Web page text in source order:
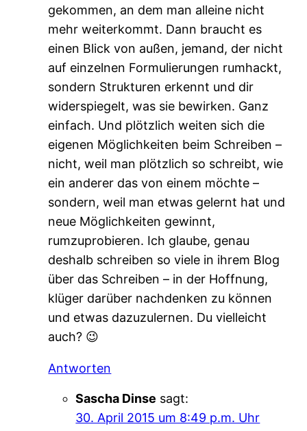
gekommen, an dem man alleine nicht
mehr weiterkommt. Dann braucht es
einen Blick von außen, jemand, der nicht
auf einzelnen Formulierungen rumhackt,
sondern Strukturen erkennt und dir
widerspiegelt, was sie bewirken. Ganz
einfach. Und plötzlich weiten sich die
eigenen Möglichkeiten beim Schreiben –
nicht, weil man plötzlich so schreibt, wie
ein anderer das von einem möchte –
sondern, weil man etwas gelernt hat und
neue Möglichkeiten gewinnt,
rumzuprobieren. Ich glaube, genau
deshalb schreiben so viele in ihrem Blog
über das Schreiben – in der Hoffnung,
klüger darüber nachdenken zu können
und etwas dazuzulernen. Du vielleicht
auch? 😉
Antworten
Sascha Dinse sagt:
30. April 2015 um 8:49 p.m. Uhr